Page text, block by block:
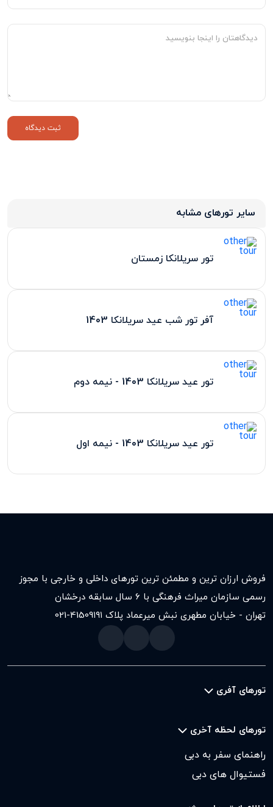
روز نهم:تفریحات آب، قایق تندرو،جت اسکی
روز دهم:برگشت به فرودگاه
سایر تورهای مشابه
تور سریلانکا زمستان
آفر تور شب عید سریلانکا 1403
تور عید سریلانکا 1403 - نیمه دوم
تور عید سریلانکا 1403 - نیمه اول
فروش ارزان ترین و مطمئن ترین تورهای داخلی و خارجی با مجوز
رسمی سازمان میراث فرهنگی با ۶ سال سابقه درخشان
تهران - خیابان مطهری نبش میرعماد پلاک ۱۹۱
021-41509
تورهای آفری
تورهای لحظه آخری
راهنمای سفر به دبی
فستیوال های دبی